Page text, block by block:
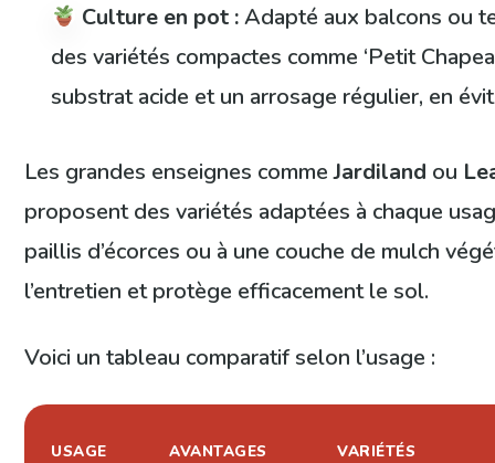
Culture en pot :Adapté aux balcons ou
des variétés compactes comme ‘Petit
substrat acide et un arrosage régulier, en
Les grandes enseignes commeJardiland ou
proposent des variétés adaptées à chaque
paillis d’écorces ou à une couche de mulch
l’entretien et protège efficacement le sol.
Voici un tableau comparatif selon l’usage :
USAGE AVANTAGES
VARIÉTÉS